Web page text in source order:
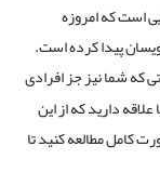
است که امروزه
پیدا کرده است.
که شما نیز جز افرادی
دارید که از این
کامل مطالعه کنید تا